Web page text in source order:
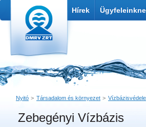
Hírek
Nyitó Társadalom és környezet
Zebegényi Vízbázis
Link küldése
Nyomtatás